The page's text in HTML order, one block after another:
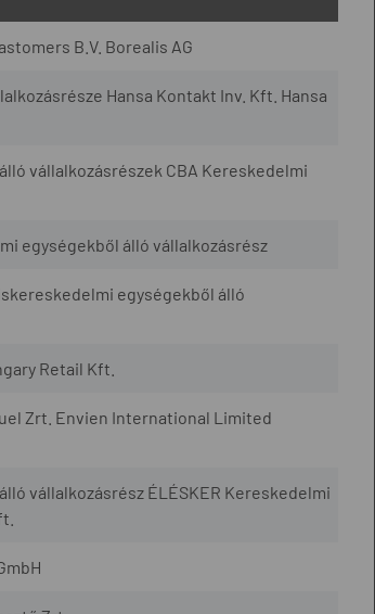
B.V. Borealis AG
Hansa Kontakt Inv. Kft. Hansa
vállalkozásrészek CBA Kereskedelmi
egységekből álló vállalkozásrész
egységekből álló
Retail Kft.
Zrt. Envien International Limited
vállalkozásrész ÉLÉSKER Kereskedelmi